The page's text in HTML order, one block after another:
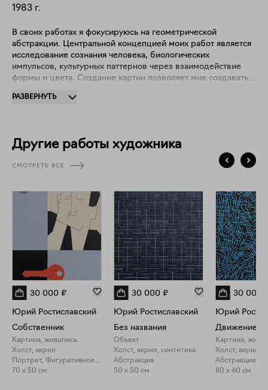
1983 г.
В своих работах я фокусируюсь на геометрической
абстракции. Центральной концепцией моих работ является
исследование сознания человека, биологических
импульсов, культурных паттернов через взаимодействие
формы и цвета. Создание картин позволяет мне создавать
темы эмоциональной интенсивности, интуиции и отношения
РАЗВЕРНУТЬ
Другие работы художника
СМОТРЕТЬ ВСЕ
30 000 ₽
Юрий Ростиславский
Собственник
Картина, живопись
Холст, акрил
Портрет, Фигуративное искусство
70 x 50 см
30 000 ₽
Юрий Ростиславский
Без названия
Объект
Холст, акрил, синтетика
Абстракция
50 x 50 см
30 000
Юрий
Движение
Картина,
Холст, акрил
Абстракция
80 x 60 см